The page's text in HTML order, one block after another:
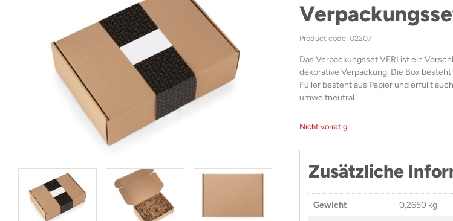
Product code: 02207
Das Verpackungsset VERI ist ein
dekorative Verpackung. Die Box
Füller besteht aus Papier und erfüllt
umweltneutral.
Nicht vorrätig
Zusätzliche
Gewicht 0,2650 kg